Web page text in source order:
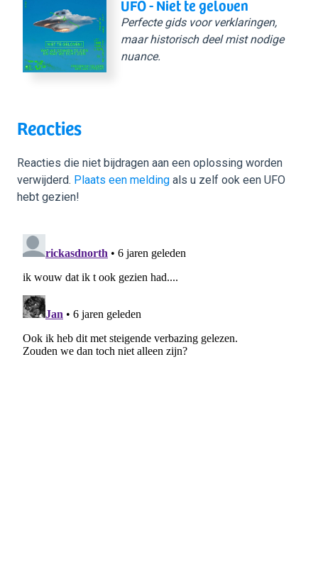
UFO - Niet te geloven
Perfecte gids voor verklaringen,
maar historisch deel mist nodige
nuance.
Reacties
Reacties die niet bijdragen aan een oplossing worden
verwijderd. Plaats een melding als u zelf ook een UFO
hebt gezien!